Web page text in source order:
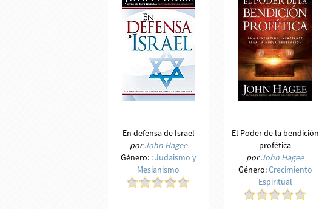
En defensa de Israel
porJohn Hagee
Género: :Judaismo y
Mesianismo
El Poder de la bendición
profética
porJohn Hagee
Género:Crecimiento
Espiritual